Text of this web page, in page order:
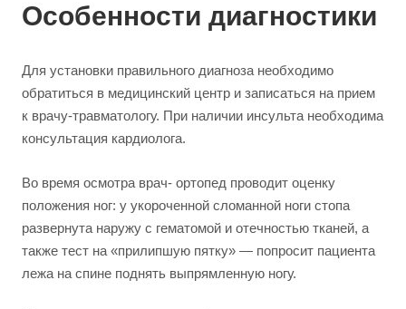
Особенности диагностики
Для установки правильного диагноза необходимо
обратиться в медицинский центр и записаться на прием
к врачу-травматологу. При наличии инсульта необходима
консультация кардиолога.
Во время осмотра врач- ортопед проводит оценку
положения ног: у укороченной сломанной ноги стопа
развернута наружу с гематомой и отечностью тканей, а
также тест на «прилипшую пятку» — попросит пациента
лежа на спине поднять выпрямленную ногу.